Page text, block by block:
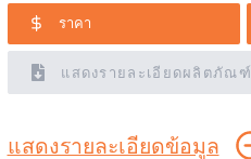
ราคา
แสดงรายละเอียดผลิตภัณฑ์
แสดงรายละเอียดข้อมูล